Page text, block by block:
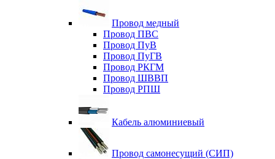
Провод медный
Провод ПВС
Провод ПуВ
Провод ПуГВ
Провод РКГМ
Провод ШВВП
Провод РПШ
Кабель алюминиевый
Провод самонесущий (СИП)